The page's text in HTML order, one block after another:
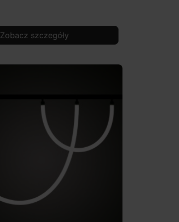
Zobacz szczegóły